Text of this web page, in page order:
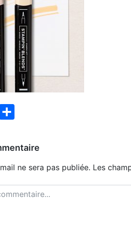
ne sera pas publiée. Les